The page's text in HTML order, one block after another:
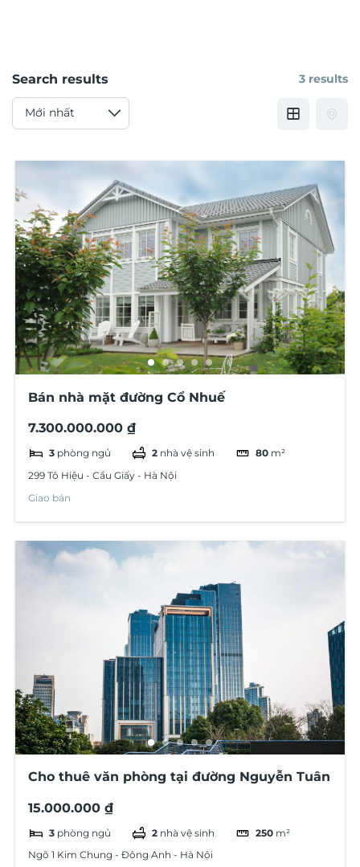
Search results 3 results
Bán nhà mặt đường Cổ Nhuế
7.300.000.000 ₫
3 phòng ngủ 2 nhà vệ sinh 80 m²
299 Tô Hiệu - Cầu Giấy - Hà Nội
Giao bán
Cho thuê văn phòng tại đường Nguyễn Tuân
15.000.000 ₫
3 phòng ngủ 2 nhà vệ sinh 250 m²
Ngõ 1 Kim Chung - Đông Anh - Hà Nội